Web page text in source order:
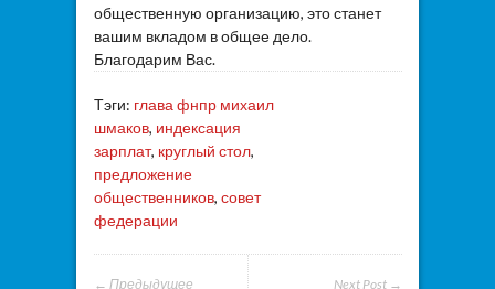
общественную организацию, это станет
вашим вкладом в общее дело.
Благодарим Вас.
Тэги: глава фнпр михаил
шмаков, индексация
зарплат, круглый стол,
предложение
общественников, совет
федерации
Next Post →
← Предыдущее